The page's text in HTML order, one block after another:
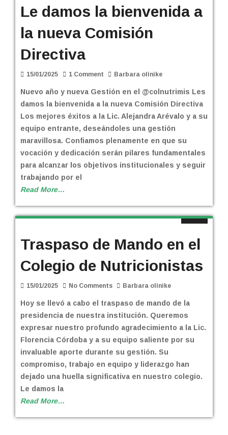
Le damos la bienvenida a
la nueva Comisión
Directiva
15/01/2025 1 Comment Barbara olinike
Nuevo año y nueva Gestión en el @colnutrimis Les
damos la bienvenida a la nueva Comisión Directiva
Los mejores éxitos a la Lic. Alejandra Arévalo y a su
equipo entrante, deseándoles una gestión
maravillosa. Confiamos plenamente en que su
vocación y dedicación serán pilares fundamentales
para alcanzar los objetivos institucionales y seguir
trabajando por el
Read More…
Traspaso de Mando en el
Colegio de Nutricionistas
15/01/2025 No Comments Barbara olinike
Hoy se llevó a cabo el traspaso de mando de la
presidencia de nuestra institución. Queremos
expresar nuestro profundo agradecimiento a la Lic.
Florencia Córdoba y a su equipo saliente por su
invaluable aporte durante su gestión. Su
compromiso, trabajo en equipo y liderazgo han
dejado una huella significativa en nuestro colegio.
Le damos la
Read More…